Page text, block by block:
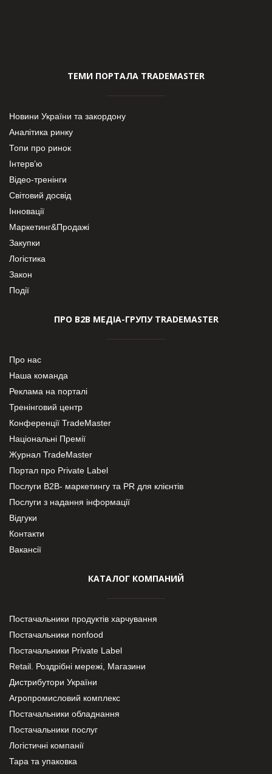
ТЕМИ ПОРТАЛА TRADEMASTER
Новини України та закордону
Аналітика ринку
Топи про ринок
Інтерв’ю
Відео-тренінги
Світовий досвід
Інновації
Маркетинг&Продажі
Закупки
Логістика
Закон
Події
ПРО В2В МЕДІА-ГРУПУ TRADEMASTER
Про нас
Наша команда
Реклама на порталі
Тренінговий центр
Конференції TradeMaster
Національні Премії
Журнал TradeMaster
Портал про Private Label
Послуги В2В- маркетингу та PR для клієнтів
Послуги з надання інформації
Відгуки
Контакти
Вакансії
КАТАЛОГ КОМПАНИЙ
Постачальники продуктів харчування
Постачальники nonfood
Постачальники Private Label
Retail. Роздрібні мережі, Магазини
Дистрибутори України
Агропромисловий комплекс
Постачальники обладнання
Постачальники послуг
Логістичні компанії
Тара та упаковка